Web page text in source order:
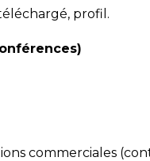
profil.
commerciales